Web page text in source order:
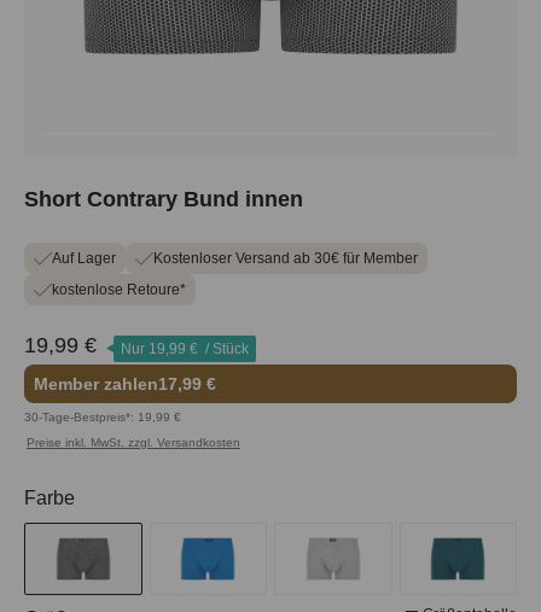
Short Contrary Bund innen
Auf Lager
Kostenloser Versand ab 30€ für Member
kostenlose Retoure*
19,99 € Nur 19,99 € / Stück
Member zahlen17,99 €
30-Tage-Bestpreis*: 19,99 €
Preise inkl. MwSt. zzgl. Versandkosten
Farbe